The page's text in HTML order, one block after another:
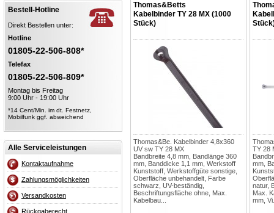
Bestell-Hotline
Direkt Bestellen unter:
Hotline
01805-22-506-808*
Telefax
01805-22-506-809*
Montag bis Freitag
9:00 Uhr - 19:00 Uhr
*14 Cent/Min. im dt. Festnetz,
Mobilfunk ggf. abweichend
Alle Serviceleistungen
Kontaktaufnahme
Zahlungsmöglichkeiten
Versandkosten
Rückgaberecht
Thomas&Betts
Kabelbinder TY 28 MX (1000
Stück)
Thomas&Be. Kabelbinder 4,8x360
UV sw TY 28 MX
Bandbreite 4,8 mm, Bandlänge 360
mm, Banddicke 1,1 mm, Werkstoff
Kunststoff, Werkstoffgüte sonstige,
Oberfläche unbehandelt, Farbe
schwarz, UV-beständig,
Beschriftungsfläche ohne, Max.
Kabelbau...
TY 28
mm,
natur,
Max.
mm,